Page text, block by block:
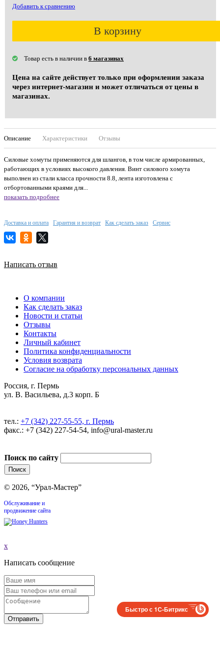
Добавить к сравнению
В корзину
Товар есть в наличии в 6 магазинах
Цена на сайте действует только при оформлении заказа
через интернет-магазин и может отличаться от цены в
магазинах.
Описание Характеристики Отзывы
Силовые хомуты применяются для шлангов, в том числе армированных,
работающих в условиях высокого давления. Винт силового хомута
выполнен из стали класса прочности 8.8, лента изготовлена с
отбортованными краями для...
показать подробнее
Доставка и оплата Гарантия и возврат Как сделать заказ Сервис
Написать отзыв
О компании
Как сделать заказ
Новости и статьи
Отзывы
Контакты
Личный кабинет
Политика конфиденциальности
Условия возврата
Согласие на обработку персональных данных
Россия, г. Пермь
ул. В. Васильева, д.3 корп. Б
тел.: +7 (342) 227-55-55, г. Пермь
факс.: +7 (342) 227-54-54, info@ural-master.ru
Поиск по сайту
© 2026, “Урал-Мастер”
Обслуживание и
продвижение сайта
x
Написать сообщение
Отправить
Быстро с 1С-Битрикс